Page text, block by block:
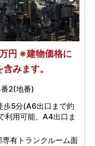
円 ※建物価格に
みます。
2(地番)
歩5分(A6出口まで約
用可能、A4出口ま
有トランクルーム面